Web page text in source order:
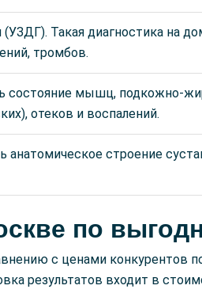
Такая диагностика на
тромбов.
состояние мышц, подкожно-
отеков и воспалений.
строение
по
с ценами конкурентов
результатов входит в